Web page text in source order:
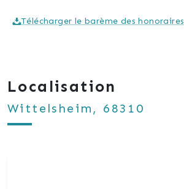
Télécharger le barème des honoraires
Localisation
Wittelsheim, 68310